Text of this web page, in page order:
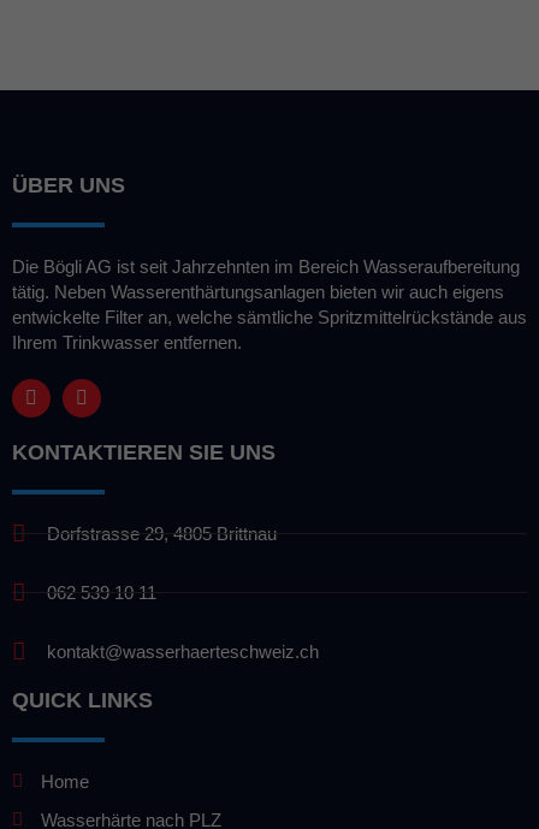
ÜBER UNS
Die Bögli AG ist seit Jahrzehnten im Bereich Wasseraufbereitung
tätig. Neben Wasserenthärtungsanlagen bieten wir auch eigens
entwickelte Filter an, welche sämtliche Spritzmittelrückstände aus
Ihrem Trinkwasser entfernen.
KONTAKTIEREN SIE UNS
Dorfstrasse 29, 4805 Brittnau
062 539 10 11
kontakt@wasserhaerteschweiz.ch
QUICK LINKS
Home
Wasserhärte nach PLZ